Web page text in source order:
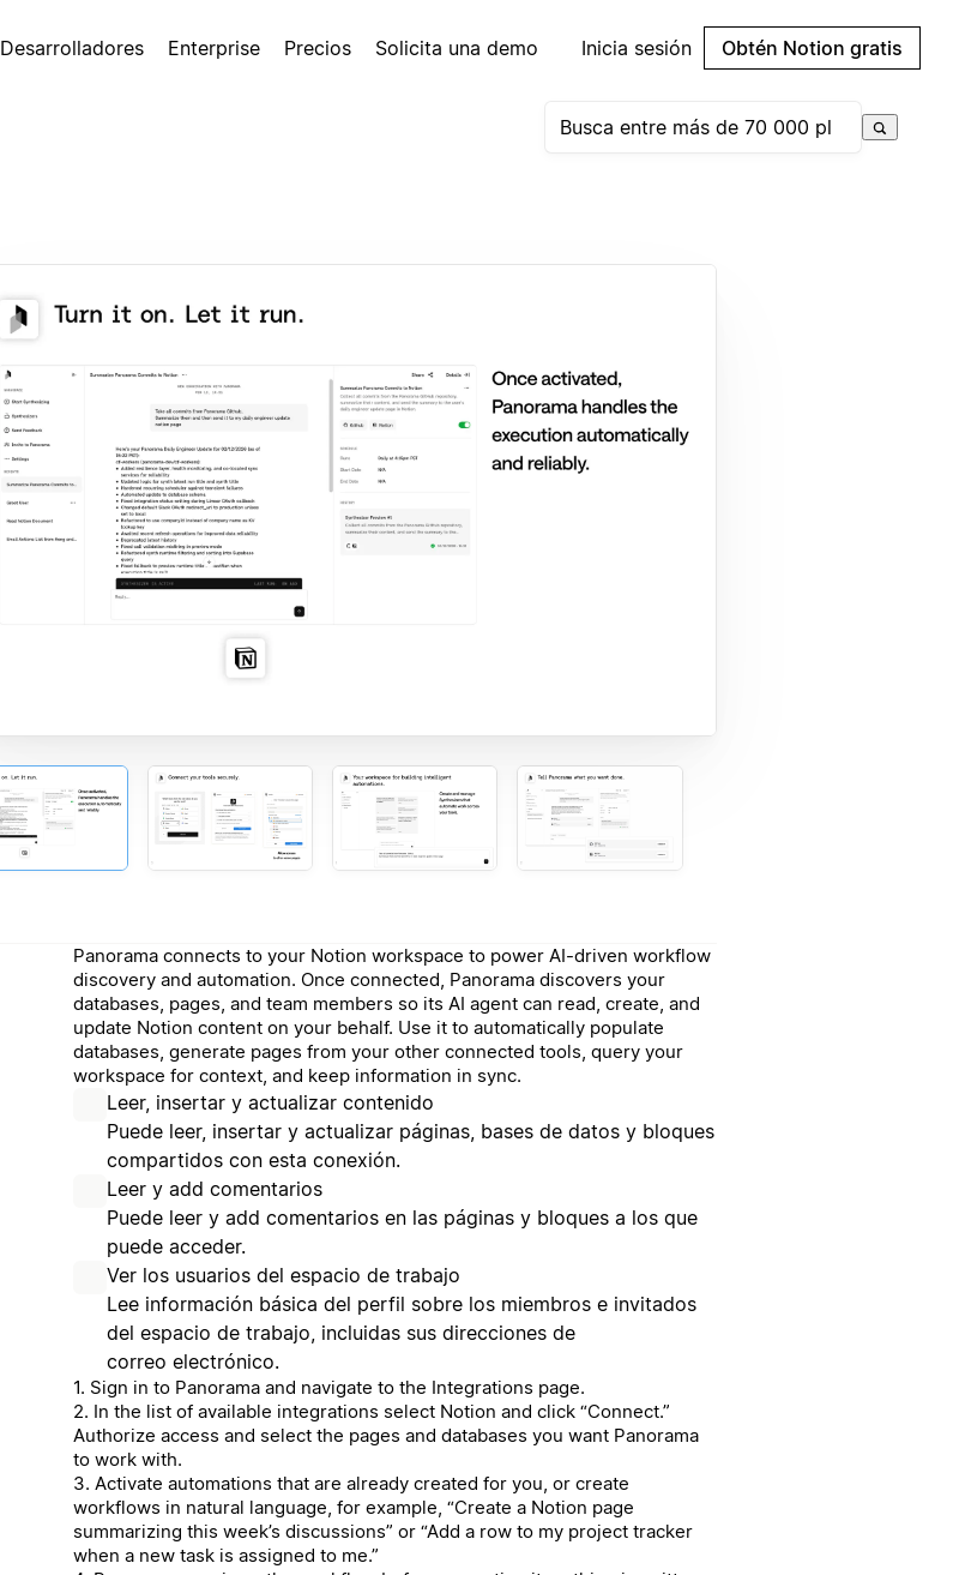
Desarrolladores Enterprise Precios Solicita una demo Inicia sesión Obtén Notion gratis
Panorama connects to your Notion workspace to power AI-driven workflow
discovery and automation. Once connected, Panorama discovers your
databases, pages, and team members so its AI agent can read, create, and
update Notion content on your behalf. Use it to automatically populate
databases, generate pages from your other connected tools, query your
workspace for context, and keep information in sync.
Leer, insertar y actualizar contenido
Puede leer, insertar y actualizar páginas, bases de datos y bloques
compartidos con esta conexión.
Leer y add comentarios
Puede leer y add comentarios en las páginas y bloques a los que
puede acceder.
Ver los usuarios del espacio de trabajo
Lee información básica del perfil sobre los miembros e invitados
del espacio de trabajo, incluidas sus direcciones de
correo electrónico.
1. Sign in to Panorama and navigate to the Integrations page.
2. In the list of available integrations select Notion and click “Connect.”
Authorize access and select the pages and databases you want Panorama
to work with.
3. Activate automations that are already created for you, or create
workflows in natural language, for example, “Create a Notion page
summarizing this week’s discussions” or “Add a row to my project tracker
when a new task is assigned to me.”